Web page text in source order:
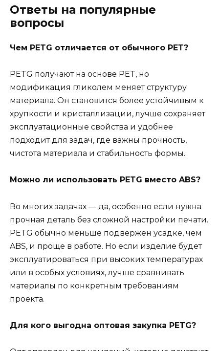
Ответы на популярные
вопросы
Чем PETG отличается от обычного PET?
PETG получают на основе PET, но
модификация гликолем меняет структуру
материала. Он становится более устойчивым к
хрупкости и кристаллизации, лучше сохраняет
эксплуатационные свойства и удобнее
подходит для задач, где важны прочность,
чистота материала и стабильность формы.
Можно ли использовать PETG вместо ABS?
Во многих задачах — да, особенно если нужна
прочная деталь без сложной настройки печати.
PETG обычно меньше подвержен усадке, чем
ABS, и проще в работе. Но если изделие будет
эксплуатироваться при высоких температурах
или в особых условиях, лучше сравнивать
материалы по конкретным требованиям
проекта.
Для кого выгодна оптовая закупка PETG?